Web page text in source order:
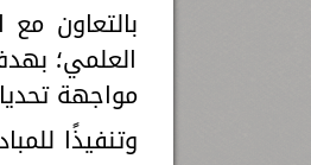
بالتعاون مع
العلمي؛
مواجهة